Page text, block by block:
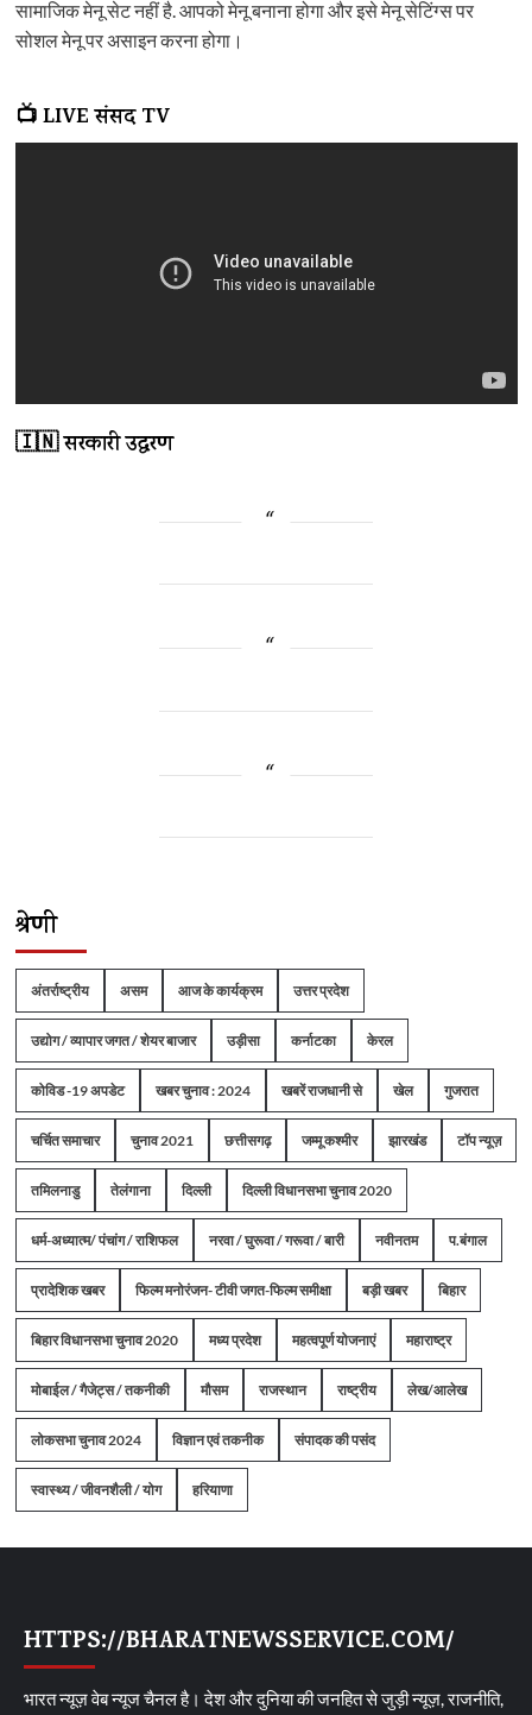
सामाजिक मेनू सेट नहीं है. आपको मेनू बनाना होगा और इसे मेनू सेटिंग्स पर
सोशल मेनू पर असाइन करना होगा।
📺 LIVE संसद TV
🇮🇳 सरकारी उद्धरण
श्रेणी
अंतर्राष्ट्रीय असम आज के कार्यक्रम उत्तर प्रदेश
उद्योग / व्यापार जगत / शेयर बाजार उड़ीसा कर्नाटका केरल
कोविड -19 अपडेट खबर चुनाव : 2024 खबरें राजधानी से खेल गुजरात
चर्चित समाचार चुनाव 2021 छत्तीसगढ़ जम्मू कश्मीर झारखंड टॉप न्यूज़
तमिलनाडु तेलंगाना दिल्ली दिल्ली विधानसभा चुनाव 2020
धर्म-अध्यात्म/ पंचांग / राशिफल नरवा / घुरूवा / गरूवा / बारी नवीनतम प.बंगाल
प्रादेशिक खबर फिल्म मनोरंजन- टीवी जगत-फिल्म समीक्षा बड़ी खबर बिहार
बिहार विधानसभा चुनाव 2020 मध्य प्रदेश महत्वपूर्ण योजनाएं महाराष्ट्र
मोबाईल / गैजेट्स / तकनीकी मौसम राजस्थान राष्ट्रीय लेख/आलेख
लोकसभा चुनाव 2024 विज्ञान एवं तकनीक संपादक की पसंद
स्वास्थ्य / जीवनशैली / योग हरियाणा
HTTPS://BHARATNEWSSERVICE.COM/
भारत न्यूज़ वेब न्यूज चैनल है। देश और दुनिया की जनहित से जुड़ी न्यूज़, राजनीति,